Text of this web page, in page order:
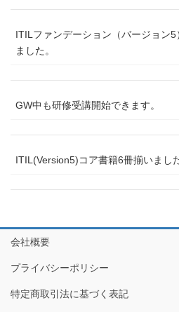
ITILファンデーション（バージョン
ました。
GW中も研修受講開始できます。
ITIL(Version5)コア書籍6冊揃いました
会社概要
プライバシーポリシー
特定商取引法に基づく表記